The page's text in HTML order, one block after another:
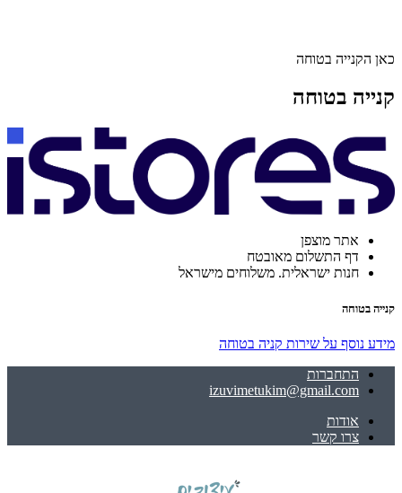
כאן הקנייה בטוחה
קנייה בטוחה
אתר מוצפן
דף התשלום מאובטח
חנות ישראלית. משלוחים מישראל
קנייה בטוחה
מידע נוסף על שירות קניה בטוחה
התחברות
izuvimetukim@gmail.com
אודות
צרו קשר